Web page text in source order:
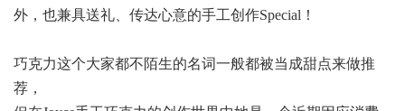
外，也兼具送礼、传达心意的手工创作Special！
巧克力这个大家都不陌生的名词一般都被当成甜点来做推
荐，